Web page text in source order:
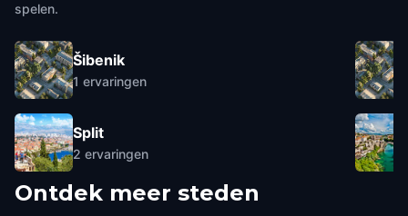
spelen.
Šibenik
1 ervaringen
Split
2 ervaringen
Ontdek meer steden